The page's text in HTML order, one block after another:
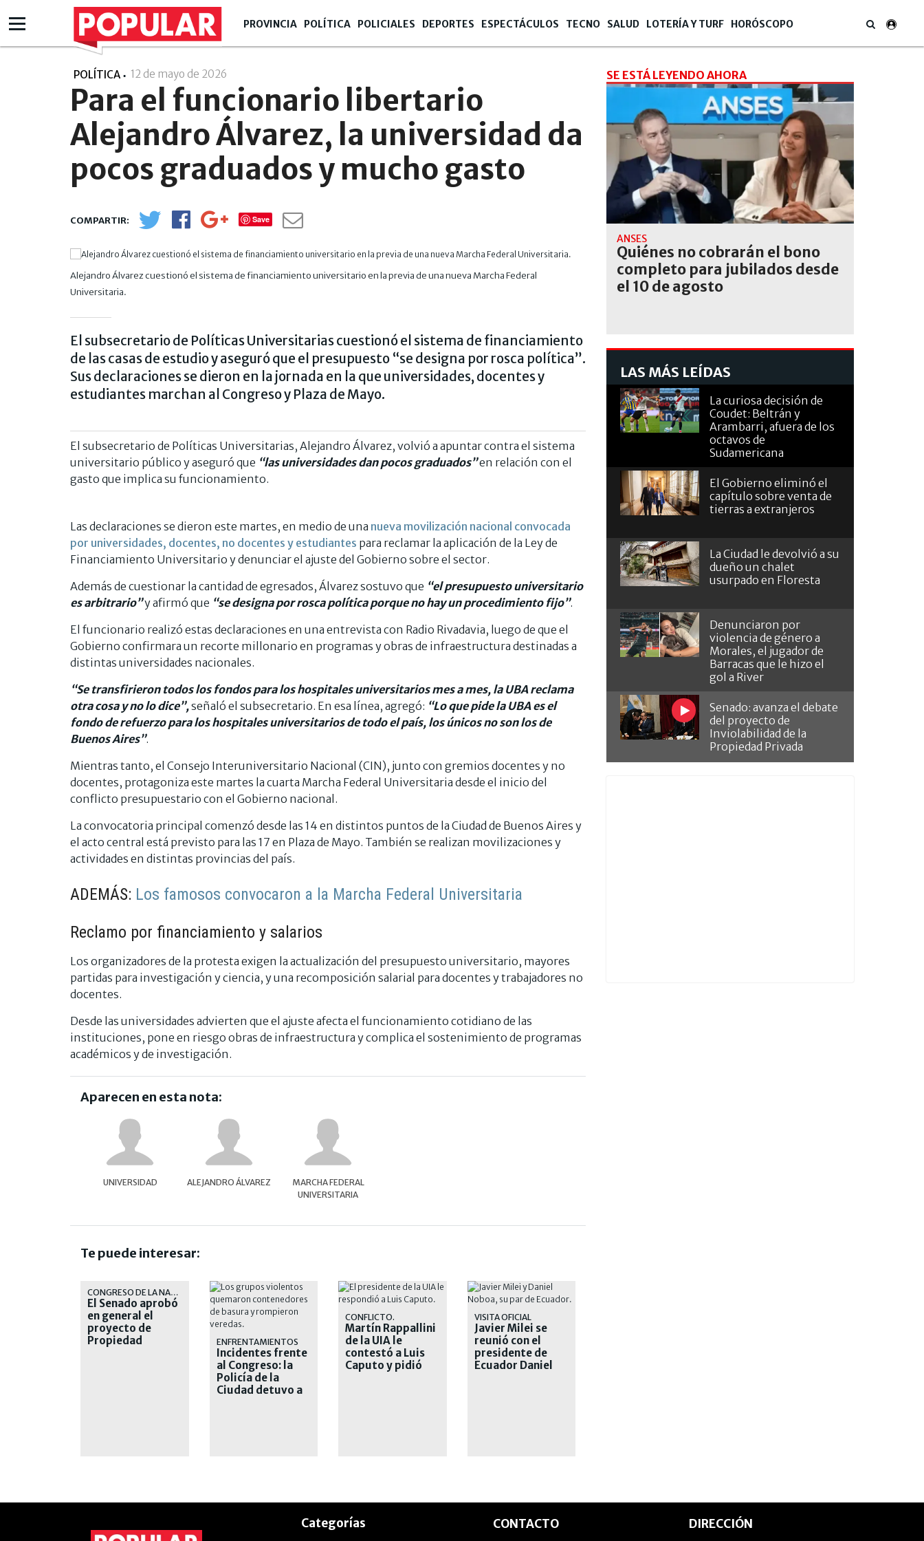
PROVINCIA POLÍTICA POLICIALES DEPORTES ESPECTÁCULOS TECNO SALUD LOTERÍA Y TURF HORÓSCOPO
POLÍTICA 12 de mayo de 2026
Para el funcionario libertario
Alejandro Álvarez, la universidad da
pocos graduados y mucho gasto
Save
Alejandro Álvarez cuestionó el sistema de financiamiento universitario en la previa de una nueva Marcha Federal
Universitaria.
El subsecretario de Políticas Universitarias cuestionó el sistema de financiamiento
de las casas de estudio y aseguró que el presupuesto “se designa por rosca política”.
Sus declaraciones se dieron en la jornada en la que universidades, docentes y
estudiantes marchan al Congreso y Plaza de Mayo.
El subsecretario de Políticas Universitarias, Alejandro Álvarez, volvió a apuntar contra el sistema
universitario público y aseguró que “las universidades dan pocos graduados”en relación con el
gasto que implica su funcionamiento.
Las declaraciones se dieron este martes, en medio de una nueva movilización nacional convocada
por universidades, docentes, no docentes y estudiantes para reclamar la aplicación de la Ley de
Financiamiento Universitario y denunciar el ajuste del Gobierno sobre el sector.
Además de cuestionar la cantidad de egresados, Álvarez sostuvo que “el presupuesto universitario
es arbitrario”y afirmó que “se designa por rosca política porque no hay un procedimiento fijo”.
El funcionario realizó estas declaraciones en una entrevista con Radio Rivadavia, luego de que el
Gobierno confirmara un recorte millonario en programas y obras de infraestructura destinadas a
distintas universidades nacionales.
“Se transfirieron todos los fondos para los hospitales universitarios mes a mes, la UBA reclama
otra cosa y no lo dice”,señaló el subsecretario. En esa línea, agregó: “Lo que pide la UBA es el
fondo de refuerzo para los hospitales universitarios de todo el país, los únicos no son los de
Buenos Aires”.
Mientras tanto, el Consejo Interuniversitario Nacional (CIN), junto con gremios docentes y no
docentes, protagoniza este martes la cuarta Marcha Federal Universitaria desde el inicio del
conflicto presupuestario con el Gobierno nacional.
La convocatoria principal comenzó desde las 14 en distintos puntos de la Ciudad de Buenos Aires y
el acto central está previsto para las 17 en Plaza de Mayo. También se realizan movilizaciones y
actividades en distintas provincias del país.
ADEMÁS: Los famosos convocaron a la Marcha Federal Universitaria
Reclamo por financiamiento y salarios
Los organizadores de la protesta exigen la actualización del presupuesto universitario, mayores
partidas para investigación y ciencia, y una recomposición salarial para docentes y trabajadores no
docentes.
Desde las universidades advierten que el ajuste afecta el funcionamiento cotidiano de las
instituciones, pone en riesgo obras de infraestructura y complica el sostenimiento de programas
académicos y de investigación.
Aparecen en esta nota:
UNIVERSIDAD ALEJANDRO ÁLVAREZ
MARCHA FEDERAL
UNIVERSITARIA
Te puede interesar:
CONGRESO DE LA NACIÓN
El Senado aprobó
en general el
proyecto de
Propiedad
ENFRENTAMIENTOS
Incidentes frente
al Congreso: la
Policía de la
Ciudad detuvo a
CONFLICTO.
Martín Rappallini
de la UIA le
contestó a Luis
Caputo y pidió
VISITA OFICIAL
Javier Milei se
reunió con el
presidente de
Ecuador Daniel
SE ESTÁ LEYENDO AHORA
ANSES
Quiénes no cobrarán el bono
completo para jubilados desde
el 10 de agosto
LAS MÁS LEÍDAS
La curiosa decisión de
Coudet: Beltrán y
Arambarri, afuera de los
octavos de
Sudamericana
El Gobierno eliminó el
capítulo sobre venta de
tierras a extranjeros
La Ciudad le devolvió a su
dueño un chalet
usurpado en Floresta
Denunciaron por
violencia de género a
Morales, el jugador de
Barracas que le hizo el
gol a River
Senado: avanza el debate
del proyecto de
Inviolabilidad de la
Propiedad Privada
Categorías CONTACTO DIRECCIÓN